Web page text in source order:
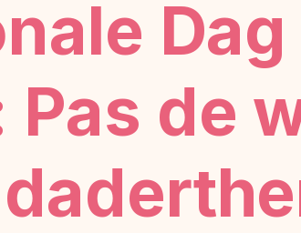
de